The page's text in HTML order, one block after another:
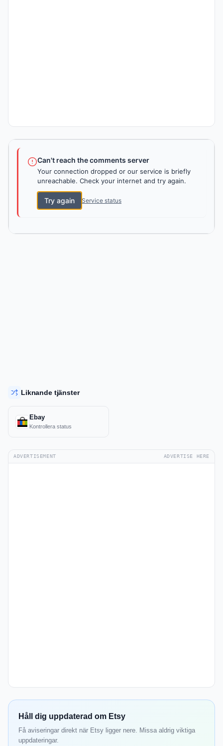
Can't reach the comments server
Your connection dropped or our service is briefly
unreachable. Check your internet and try again.
Try again Service status
Liknande tjänster
Ebay
Kontrollera status
ADVERTISEMENT ADVERTISE HERE
Håll dig uppdaterad om Etsy
Få aviseringar direkt när Etsy ligger nere. Missa aldrig viktiga
uppdateringar.